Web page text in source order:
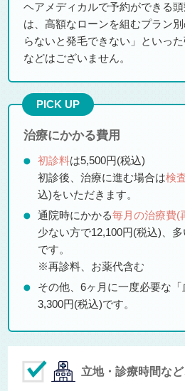
ヘアメディカルで予約ができる
は、高額なローンを組むプラン
らないと発毛できない」といっ
などはございません。
PICK UP
治療にかかる費用
初診料は5,500円(税込)
初診後、治療に進む場合は検
込)をいただきます。
通院時にかかる毎月の治療費(
少ない方で12,100円(税込)、
です。
※再診料、お薬代含む
その他、6ヶ月に一度必要な
3,300円(税込)です。
立地・診療時間な